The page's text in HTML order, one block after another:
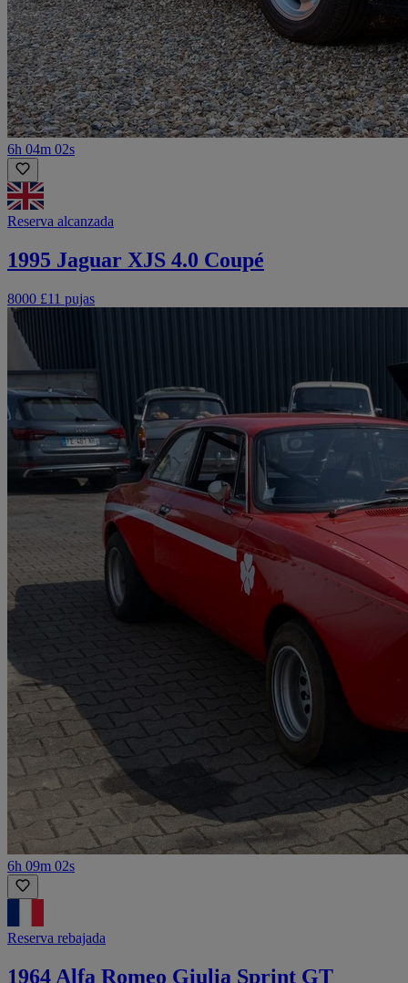
6h 04m 02s
Reserva alcanzada
1995 Jaguar XJS 4.0 Coupé
8000 £11 pujas
6h 09m 02s
Reserva rebajada
1964 Alfa Romeo Giulia Sprint GT